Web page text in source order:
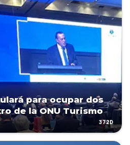
para ocupar dos
de la ONU Turismo
372D